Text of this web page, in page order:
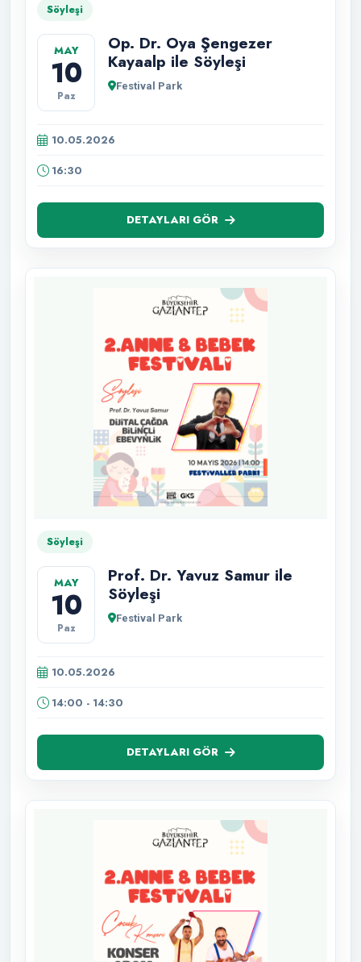
Söyleşi
MAY
10
Paz
Op. Dr. Oya Şengezer
Kayaalp ile Söyleşi
Festival Park
10.05.2026
16:30
DETAYLARI GÖR
Söyleşi
MAY
10
Paz
Prof. Dr. Yavuz Samur ile
Söyleşi
Festival Park
10.05.2026
14:00 - 14:30
DETAYLARI GÖR